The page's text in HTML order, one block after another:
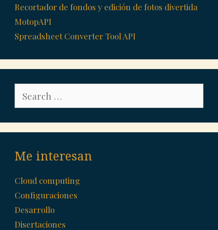
Recortador de fondos y edición de fotos divertida
MotopAPI
Spreadsheet Converter Tool API
for:
Me interesan
Cloud computing
Configuraciones
Desarrollo
Disertaciones